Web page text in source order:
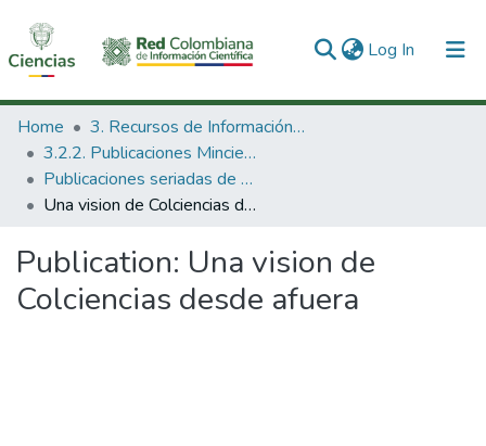
Log In (current)
Communities & Collections
All of DSpace
Statistics
Home
3. Recursos de Información Científica y Tecnológica
3.2.2. Publicaciones Minciencias
Publicaciones seriadas de Minciencias
Una vision de Colciencias desde afuera
Publication: Una vision de
Colciencias desde afuera